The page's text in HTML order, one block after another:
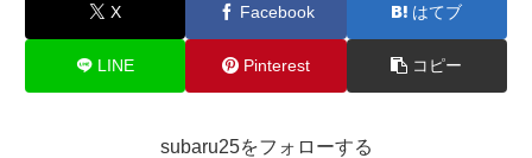
X Facebook はてブ
LINE Pinterest コピー
subaru25をフォローする